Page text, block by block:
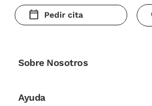
Pedir cita
Sobre Nosotros
Ayuda